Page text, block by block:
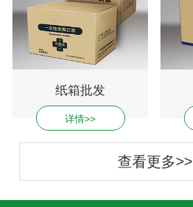
纸箱批发
详情>>
查看更多>>